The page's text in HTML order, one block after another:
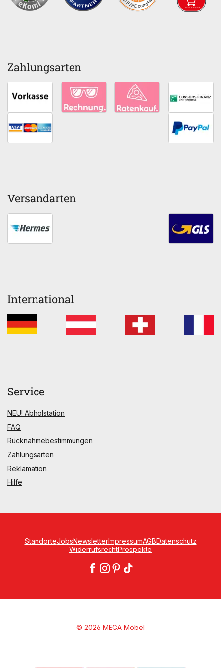
Zahlungsarten
Versandarten
International
Service
NEU! Abholstation
FAQ
Rücknahmebestimmungen
Zahlungsarten
Reklamation
Hilfe
StandorteJobsNewsletterImpressumAGBDatenschutz
WiderrufsrechtProspekte
© 2026 MEGA Möbel